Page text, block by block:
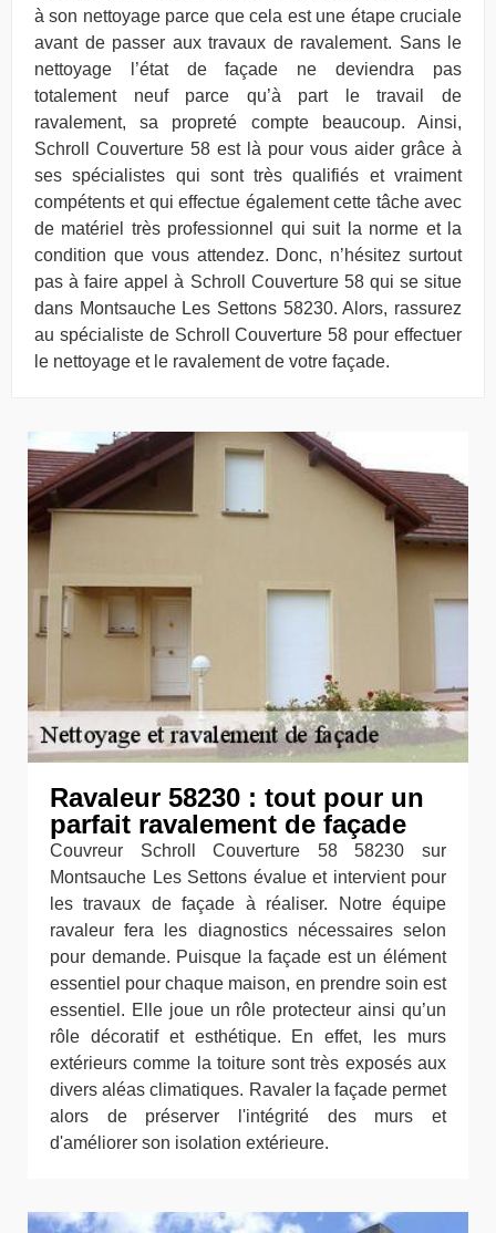
à son nettoyage parce que cela est une étape cruciale
avant de passer aux travaux de ravalement. Sans le
nettoyage l’état de façade ne deviendra pas
totalement neuf parce qu’à part le travail de
ravalement, sa propreté compte beaucoup. Ainsi,
Schroll Couverture 58 est là pour vous aider grâce à
ses spécialistes qui sont très qualifiés et vraiment
compétents et qui effectue également cette tâche avec
de matériel très professionnel qui suit la norme et la
condition que vous attendez. Donc, n’hésitez surtout
pas à faire appel à Schroll Couverture 58 qui se situe
dans Montsauche Les Settons 58230. Alors, rassurez
au spécialiste de Schroll Couverture 58 pour effectuer
le nettoyage et le ravalement de votre façade.
Ravaleur 58230 : tout pour un
parfait ravalement de façade
Couvreur Schroll Couverture 58 58230 sur
Montsauche Les Settons évalue et intervient pour
les travaux de façade à réaliser. Notre équipe
ravaleur fera les diagnostics nécessaires selon
pour demande. Puisque la façade est un élément
essentiel pour chaque maison, en prendre soin est
essentiel. Elle joue un rôle protecteur ainsi qu’un
rôle décoratif et esthétique. En effet, les murs
extérieurs comme la toiture sont très exposés aux
divers aléas climatiques. Ravaler la façade permet
alors de préserver l'intégrité des murs et
d'améliorer son isolation extérieure.